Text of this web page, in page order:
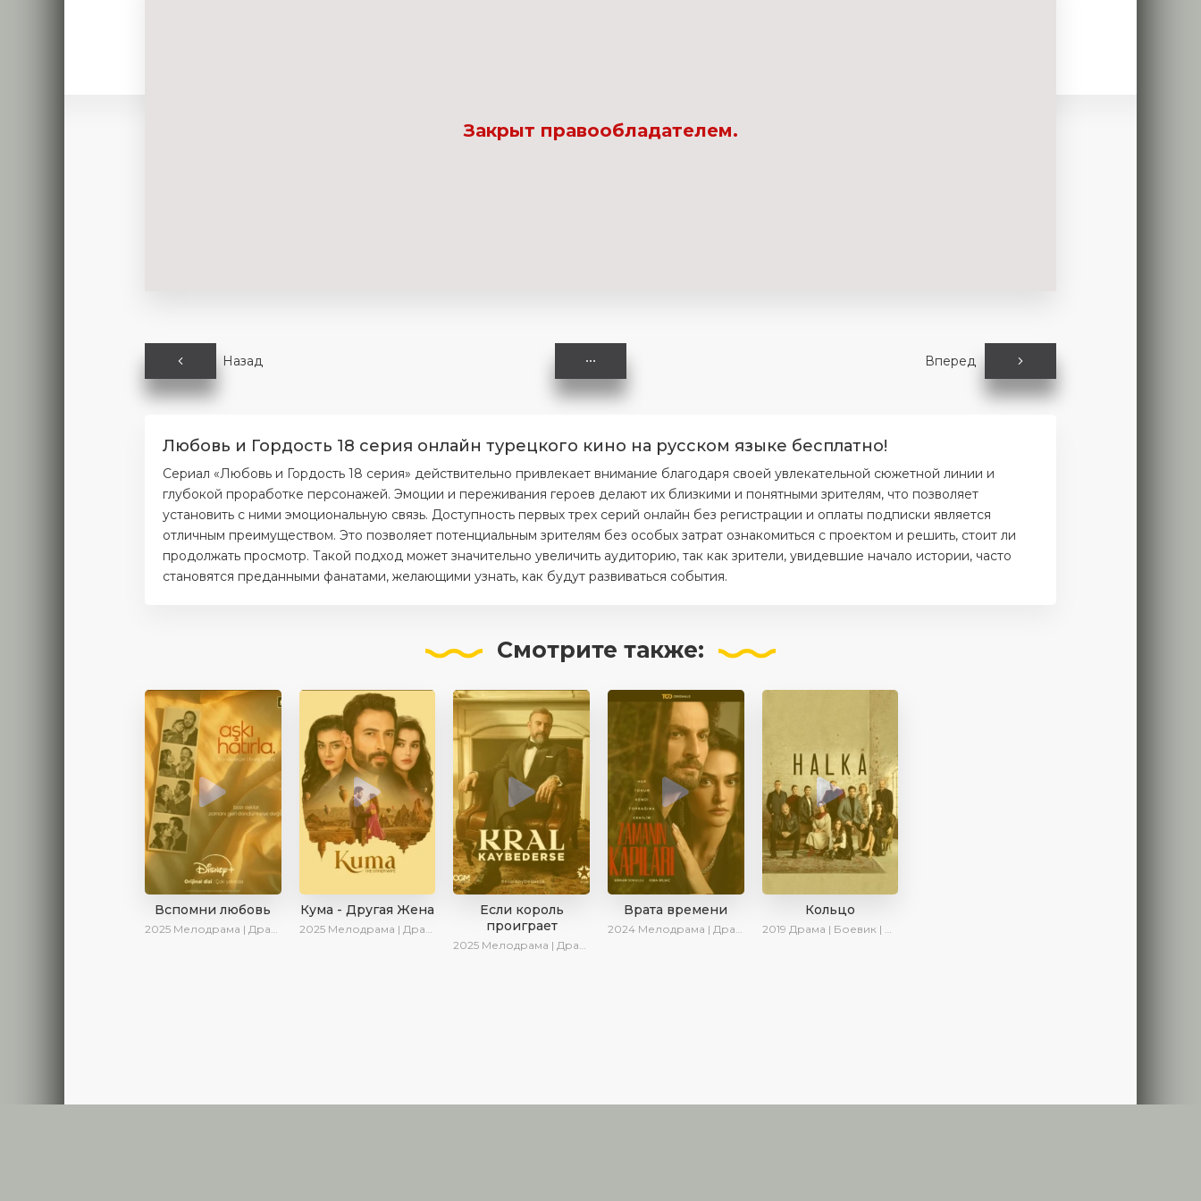
Закрыт правообладателем.
Назад Вперед
Любовь и Гордость 18 серия онлайн турецкого кино на русском языке бесплатно!
Сериал «Любовь и Гордость 18 серия» действительно привлекает внимание благодаря своей увлекательной сюжетной линии и
глубокой проработке персонажей. Эмоции и переживания героев делают их близкими и понятными зрителям, что позволяет
установить с ними эмоциональную связь. Доступность первых трех серий онлайн без регистрации и оплаты подписки является
отличным преимуществом. Это позволяет потенциальным зрителям без особых затрат ознакомиться с проектом и решить, стоит ли
продолжать просмотр. Такой подход может значительно увеличить аудиторию, так как зрители, увидевшие начало истории, часто
становятся преданными фанатами, желающими узнать, как будут развиваться события.
Смотрите также:
Вспомни любовь
2025 Мелодрама | Драма | Детектив | Комедия | Новинки | Сериалы 2025
Кума - Другая Жена
2025 Мелодрама | Драма | Новинки | Сериалы 2025
Если король
проиграет
2025 Мелодрама | Драма | SesDizi | Ирина Котова | AlisaDirilis | Turok1990 | Новинки | Сериалы 2025
Врата времени
2024 Мелодрама | Драма | Сериалы 2024
Кольцо
2019 Драма | Боевик | Криминал